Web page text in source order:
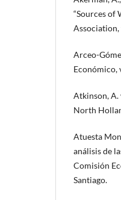
“Sources of
Association,
Arceo-
Económico,
Atkinson, A.
North
Atuesta
análisis de
Comisión
Santiago.